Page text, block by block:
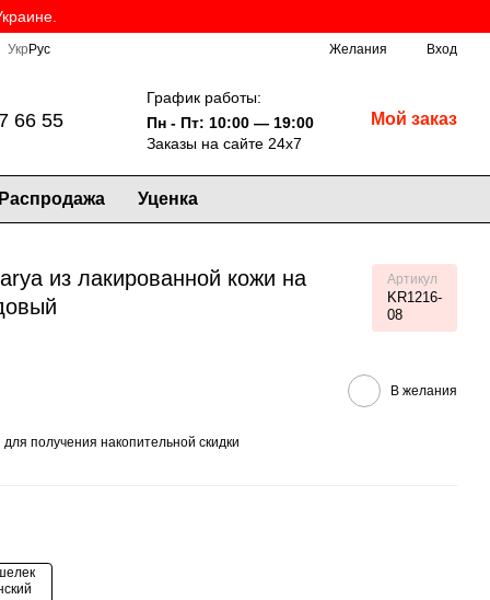
Укр Рус Желания Вход
66 55
График работы:
Пн - Пт: 10:00 — 19:00
Заказы на сайте 24х7
Мой заказ
Распродажа Уценка
из лакированной кожи на
Артикул
KR1216-
08
В желания
для получения накопительной скидки